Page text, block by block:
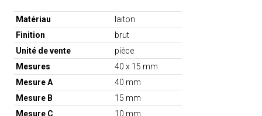
Matériau
laiton
Finition
brut
Unité de vente
pièce
Mesures
40 x 15 mm
Mesure A
40 mm
Mesure B
15 mm
Mesure C
10 mm